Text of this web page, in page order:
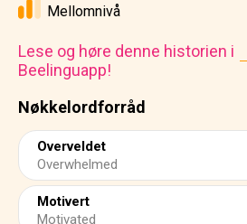
Nøkkelordforråd
Overveldet
Overwhelmed
Motivert
Motivated
Mellomnivå
Lese og høre denne historien i
Beelinguapp!